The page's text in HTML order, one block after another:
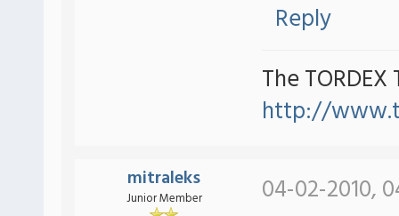
Reply
The TORDEX
http://
mitraleks
Junior Member 04-02-2010,